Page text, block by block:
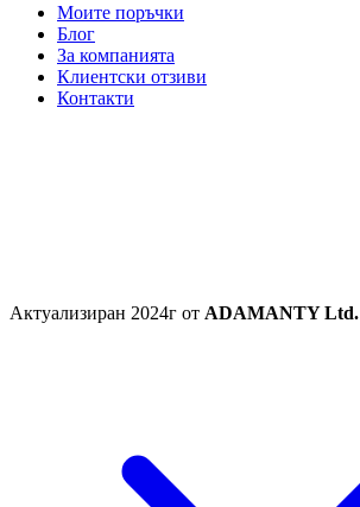
Моите поръчки
Блог
За компанията
Клиентски отзиви
Контакти
Актуализиран 2024г от ADAMANTY Ltd.